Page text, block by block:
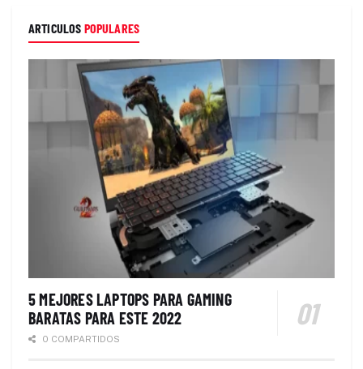
ARTICULOS POPULARES
5 MEJORES LAPTOPS PARA GAMING
BARATAS PARA ESTE 2022
0 COMPARTIDOS